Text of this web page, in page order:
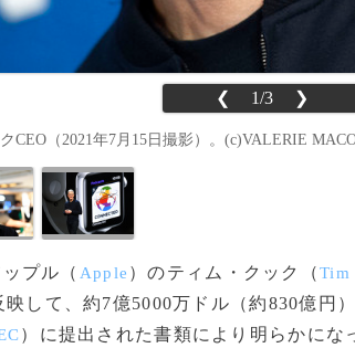
❮ 1/3 ❯
CEO（2021年7月15日撮影）。(c)VALERIE
プル（ Apple ）のティム・クック（Tim
して、約7億5000万ドル（約830億円
）に提出された書類により明らかにな